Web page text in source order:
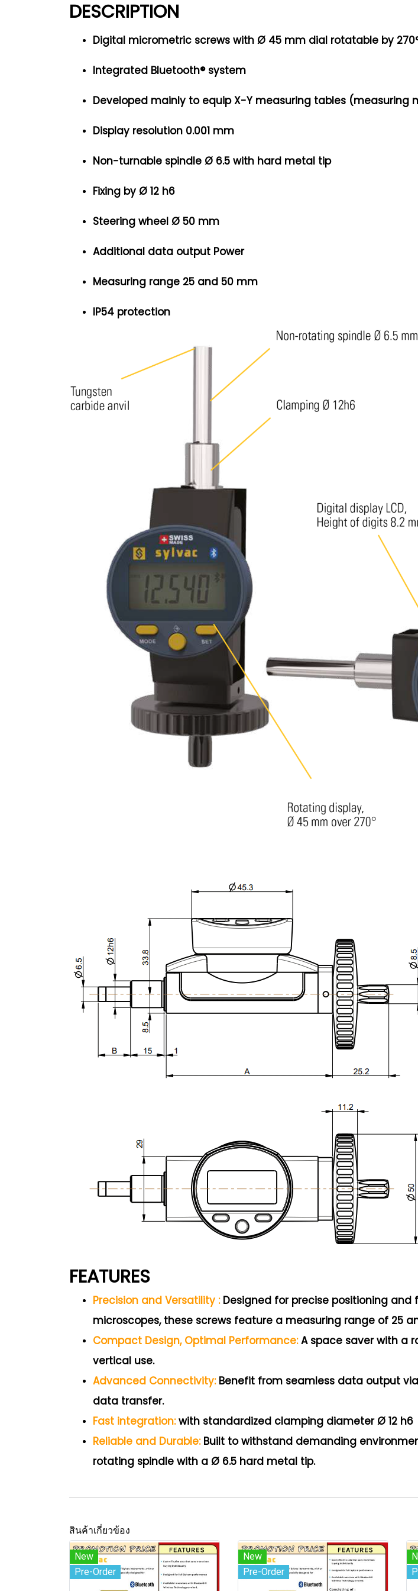
DESCRIPTION
Digital micrometric screws with Ø 45 mm dial rotatable by
Integrated Bluetooth® system
Developed mainly to equip X-Y measuring tables (measuring
Display resolution 0.001 mm
Non-turnable spindle Ø 6.5 with hard metal tip
Fixing by Ø 12 h6
Steering wheel Ø 50 mm
Additional data output Power
Measuring range 25 and 50 mm
IP54 protection
FEATURES
Precision and Versatility :Designed for precise positioning and
microscopes, these screws feature a measuring range of 25
Compact Design, Optimal Performance:A space saver with a
vertical use.
Advanced Connectivity: Benefit from seamless data output
data transfer.
Fast integration:with standardized clamping diameter Ø 12 h6
Reliable and Durable: Built to withstand demanding
rotating spindle with a Ø 6.5 hard metal tip.
สินค้าเกี่ยวข้อง
New
Pre-Order
New
Pre-Order